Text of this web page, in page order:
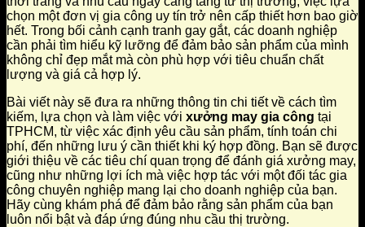
chọn một đơn vị gia công uy tín trở nên cấp thiết hơn bao giờ
hết. Trong bối cảnh cạnh tranh gay gắt, các doanh nghiệp
cần phải tìm hiểu kỹ lưỡng để đảm bảo sản phẩm của mình
không chỉ đẹp mắt mà còn phù hợp với tiêu chuẩn chất
lượng và giá cả hợp lý.
Bài viết này sẽ đưa ra những thông tin chi tiết về cách tìm
kiếm, lựa chọn và làm việc với xưởng may gia công tại
TPHCM, từ việc xác định yêu cầu sản phẩm, tính toán chi
phí, đến những lưu ý cần thiết khi ký hợp đồng. Bạn sẽ được
giới thiệu về các tiêu chí quan trọng để đánh giá xưởng may,
cũng như những lợi ích mà việc hợp tác với một đối tác gia
công chuyên nghiệp mang lại cho doanh nghiệp của bạn.
Hãy cùng khám phá để đảm bảo rằng sản phẩm của bạn
luôn nổi bật và đáp ứng đúng nhu cầu thị trường.